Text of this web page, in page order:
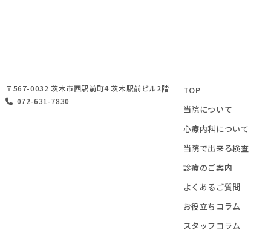
〒567-0032 茨木市西駅前町4 茨木駅前ビル2階
072-631-7830
TOP
当院について
心療内科について
当院で出来る検査
診療のご案内
よくあるご質問
お役立ちコラム
スタッフコラム